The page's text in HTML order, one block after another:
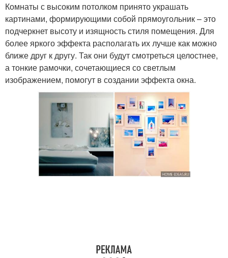
Комнаты с высоким потолком принято украшать
картинами, формирующими собой прямоугольник – это
подчеркнет высоту и изящность стиля помещения. Для
более яркого эффекта располагать их лучше как можно
ближе друг к другу. Так они будут смотреться целостнее,
а тонкие рамочки, сочетающиеся со светлым
изображением, помогут в создании эффекта окна.